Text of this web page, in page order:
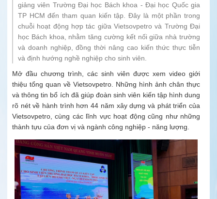
giảng viên Trường Đại học Bách khoa - Đại học Quốc gia
TP HCM đến tham quan kiến tập. Đây là một phần trong
chuỗi hoạt động hợp tác giữa Vietsovpetro và Trường Đại
học Bách khoa, nhằm tăng cường kết nối giữa nhà trường
và doanh nghiệp, đồng thời nâng cao kiến thức thực tiễn
và định hướng nghề nghiệp cho sinh viên.
Mở đầu chương trình, các sinh viên được xem video giới
thiệu tổng quan về Vietsovpetro. Những hình ảnh chân thực
và thông tin bổ ích đã giúp đoàn sinh viên kiến tập hình dung
rõ nét về hành trình hơn 44 năm xây dựng và phát triển của
Vietsovpetro, cùng các lĩnh vực hoạt động cũng như những
thành tựu của đơn vị và ngành công nghiệp - năng lượng.